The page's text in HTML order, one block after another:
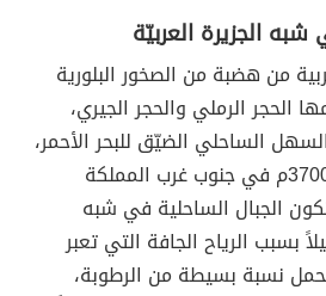
شبه الجزيرة العربيّة
من هضبة من الصخور البلورية
الرملي والحجر الجيري،
الساحلي الضيّق للبحر الأحمر،
ويبلغ أعلى ارتفاع لها 3700م في جنوب غرب المملكة
الجبال الساحلية في شبه
بسبب الرياح الجافة التي تعبر
تحمل نسبة بسيطة من الرطوبة،